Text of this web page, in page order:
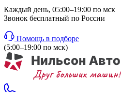
Каждый день, 05:00–19:00 по мск
Звонок бесплатный по России
Помощь в подборе
(5:00–19:00 по мск)